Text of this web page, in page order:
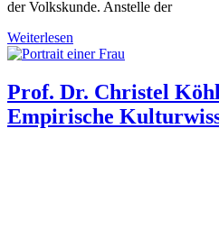
der Volkskunde. Anstelle der
Weiterlesen
Prof. Dr. Christel
Empirische